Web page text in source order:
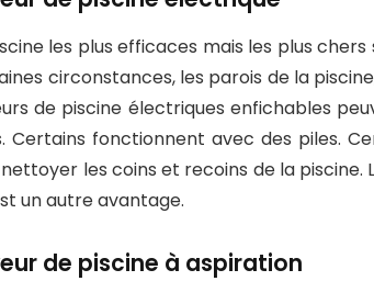
les plus efficaces mais les plus
circonstances, les parois de la
de piscine électriques enfichables
Certains fonctionnent avec des piles.
les coins et recoins de la piscine.
un autre avantage.
de piscine à aspiration